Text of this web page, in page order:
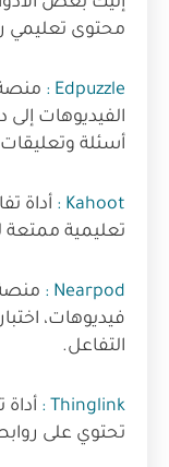
محتوى تعليمي
Edpuzzle :
الفيديوهات
أسئلة
Kahoot :
أداة
تعليمية ممتعة
Nearpod :
فيديوهات،
التفاعل.
Thinglink :
تحتوي على